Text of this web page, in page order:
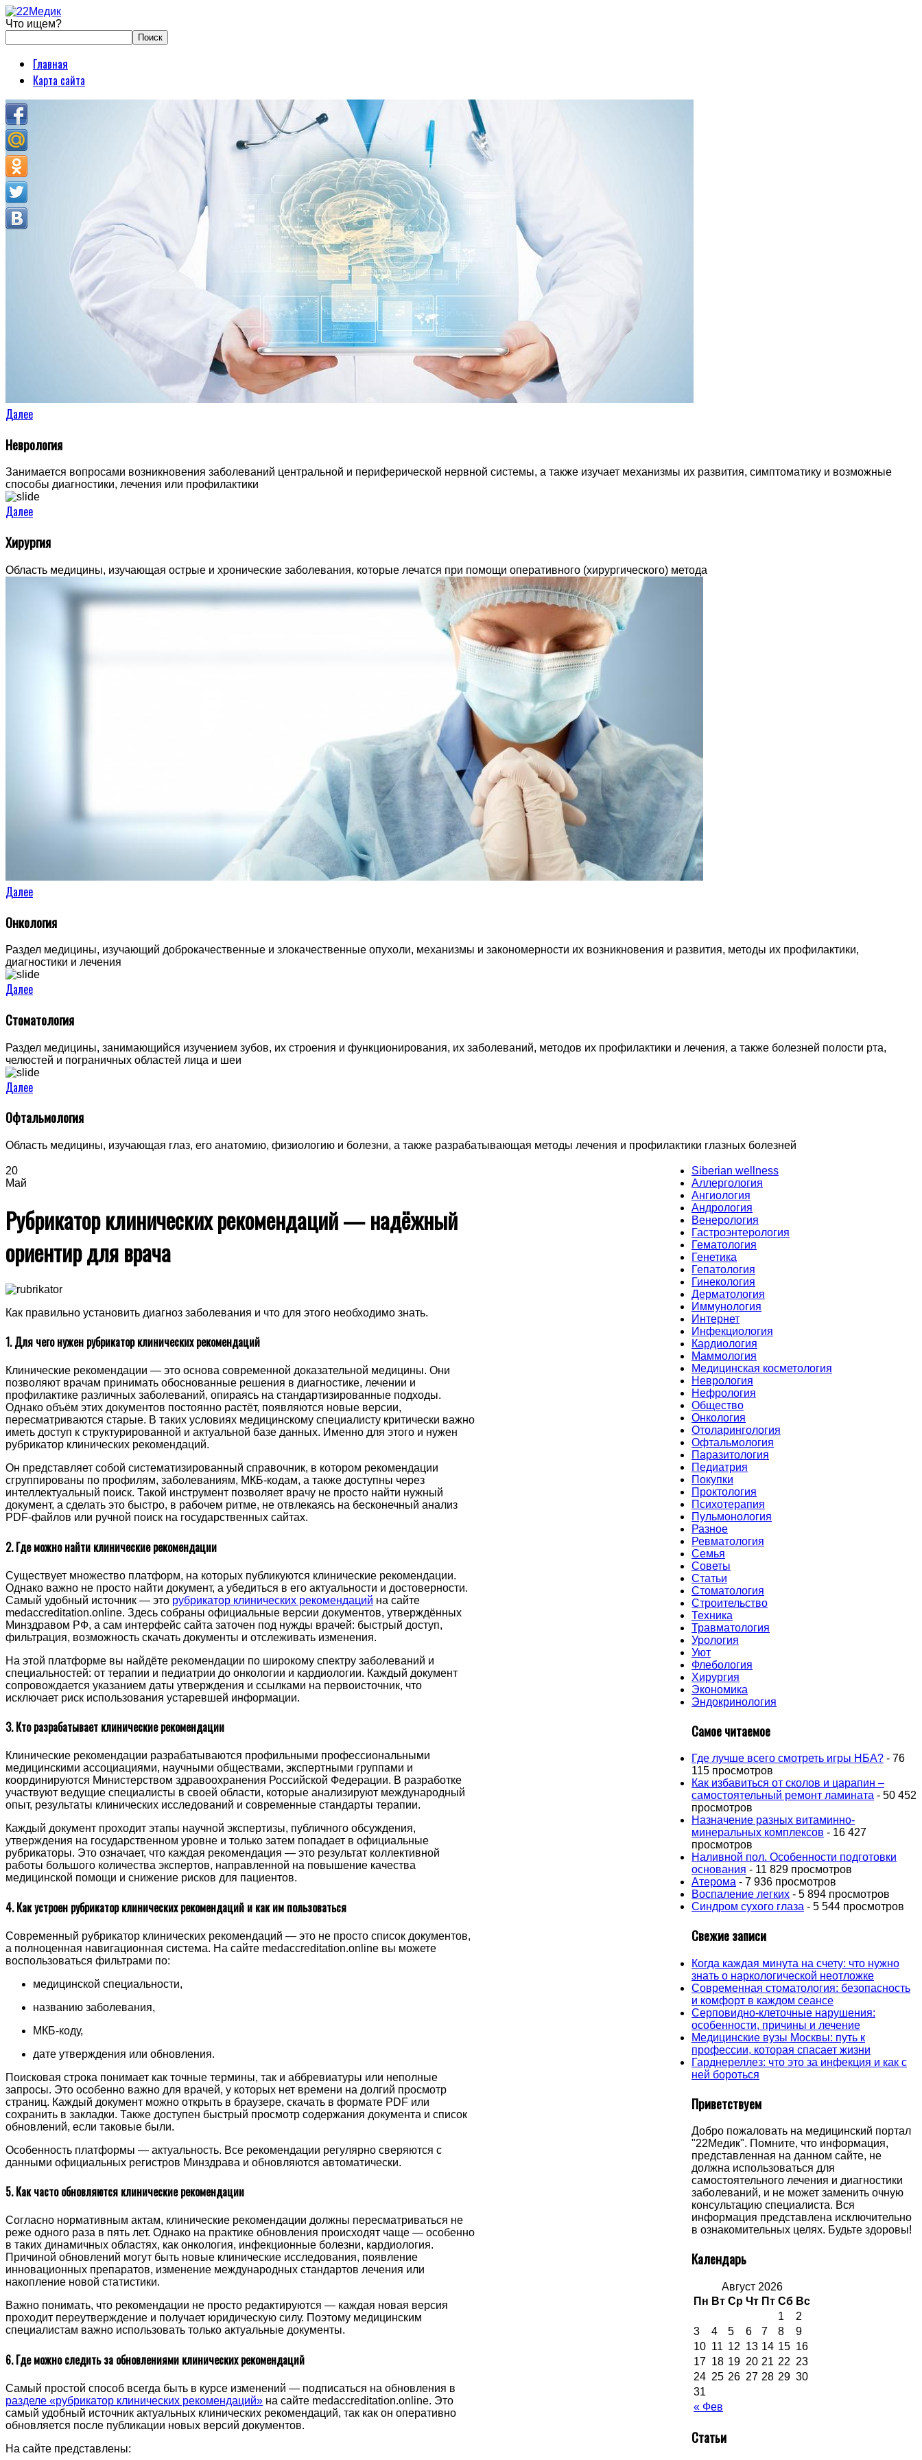
Что ищем?
Главная
Карта сайта
Далее
Неврология
Занимается вопросами возникновения заболеваний центральной и периферической нервной системы, а также изучает механизмы их развития, симптоматику и возможные
способы диагностики, лечения или профилактики
Далее
Хирургия
Область медицины, изучающая острые и хронические заболевания, которые лечатся при помощи оперативного (хирургического) метода
Далее
Онкология
Раздел медицины, изучающий доброкачественные и злокачественные опухоли, механизмы и закономерности их возникновения и развития, методы их профилактики,
диагностики и лечения
Далее
Стоматология
Раздел медицины, занимающийся изучением зубов, их строения и функционирования, их заболеваний, методов их профилактики и лечения, а также болезней полости рта,
челюстей и пограничных областей лица и шеи
Далее
Офтальмология
Область медицины, изучающая глаз, его анатомию, физиологию и болезни, а также разрабатывающая методы лечения и профилактики глазных болезней
20
Май
Рубрикатор клинических рекомендаций — надёжный
ориентир для врача
Как правильно установить диагноз заболевания и что для этого необходимо знать.
1. Для чего нужен рубрикатор клинических рекомендаций
Клинические рекомендации — это основа современной доказательной медицины. Они
позволяют врачам принимать обоснованные решения в диагностике, лечении и
профилактике различных заболеваний, опираясь на стандартизированные подходы.
Однако объём этих документов постоянно растёт, появляются новые версии,
пересматриваются старые. В таких условиях медицинскому специалисту критически важно
иметь доступ к структурированной и актуальной базе данных. Именно для этого и нужен
рубрикатор клинических рекомендаций.
Он представляет собой систематизированный справочник, в котором рекомендации
сгруппированы по профилям, заболеваниям, МКБ-кодам, а также доступны через
интеллектуальный поиск. Такой инструмент позволяет врачу не просто найти нужный
документ, а сделать это быстро, в рабочем ритме, не отвлекаясь на бесконечный анализ
PDF-файлов или ручной поиск на государственных сайтах.
2. Где можно найти клинические рекомендации
Существует множество платформ, на которых публикуются клинические рекомендации.
Однако важно не просто найти документ, а убедиться в его актуальности и достоверности.
Самый удобный источник — это рубрикатор клинических рекомендаций на сайте
medaccreditation.online. Здесь собраны официальные версии документов, утверждённых
Минздравом РФ, а сам интерфейс сайта заточен под нужды врачей: быстрый доступ,
фильтрация, возможность скачать документы и отслеживать изменения.
На этой платформе вы найдёте рекомендации по широкому спектру заболеваний и
специальностей: от терапии и педиатрии до онкологии и кардиологии. Каждый документ
сопровождается указанием даты утверждения и ссылками на первоисточник, что
исключает риск использования устаревшей информации.
3. Кто разрабатывает клинические рекомендации
Клинические рекомендации разрабатываются профильными профессиональными
медицинскими ассоциациями, научными обществами, экспертными группами и
координируются Министерством здравоохранения Российской Федерации. В разработке
участвуют ведущие специалисты в своей области, которые анализируют международный
опыт, результаты клинических исследований и современные стандарты терапии.
Каждый документ проходит этапы научной экспертизы, публичного обсуждения,
утверждения на государственном уровне и только затем попадает в официальные
рубрикаторы. Это означает, что каждая рекомендация — это результат коллективной
работы большого количества экспертов, направленной на повышение качества
медицинской помощи и снижение рисков для пациентов.
4. Как устроен рубрикатор клинических рекомендаций и как им пользоваться
Современный рубрикатор клинических рекомендаций — это не просто список документов,
а полноценная навигационная система. На сайте medaccreditation.online вы можете
воспользоваться фильтрами по:
медицинской специальности,
названию заболевания,
МКБ-коду,
дате утверждения или обновления.
Поисковая строка понимает как точные термины, так и аббревиатуры или неполные
запросы. Это особенно важно для врачей, у которых нет времени на долгий просмотр
страниц. Каждый документ можно открыть в браузере, скачать в формате PDF или
сохранить в закладки. Также доступен быстрый просмотр содержания документа и список
обновлений, если таковые были.
Особенность платформы — актуальность. Все рекомендации регулярно сверяются с
данными официальных регистров Минздрава и обновляются автоматически.
5. Как часто обновляются клинические рекомендации
Согласно нормативным актам, клинические рекомендации должны пересматриваться не
реже одного раза в пять лет. Однако на практике обновления происходят чаще — особенно
в таких динамичных областях, как онкология, инфекционные болезни, кардиология.
Причиной обновлений могут быть новые клинические исследования, появление
инновационных препаратов, изменение международных стандартов лечения или
накопление новой статистики.
Важно понимать, что рекомендации не просто редактируются — каждая новая версия
проходит переутверждение и получает юридическую силу. Поэтому медицинским
специалистам важно использовать только актуальные документы.
6. Где можно следить за обновлениями клинических рекомендаций
Самый простой способ всегда быть в курсе изменений — подписаться на обновления в
разделе «рубрикатор клинических рекомендаций» на сайте medaccreditation.online. Это
самый удобный источник актуальных клинических рекомендаций, так как он оперативно
обновляется после публикации новых версий документов.
На сайте представлены:
Siberian wellness
Аллергология
Ангиология
Андрология
Венерология
Гастроэнтерология
Гематология
Генетика
Гепатология
Гинекология
Дерматология
Иммунология
Интернет
Инфекциология
Кардиология
Маммология
Медицинская косметология
Неврология
Нефрология
Общество
Онкология
Отоларингология
Офтальмология
Паразитология
Педиатрия
Покупки
Проктология
Психотерапия
Пульмонология
Разное
Ревматология
Семья
Советы
Статьи
Стоматология
Строительство
Техника
Травматология
Урология
Уют
Флебология
Хирургия
Экономика
Эндокринология
Самое читаемое
Где лучше всего смотреть игры НБА? - 76
115 просмотров
Как избавиться от сколов и царапин –
самостоятельный ремонт ламината - 50 452
просмотров
Назначение разных витаминно-
минеральных комплексов - 16 427
просмотров
Наливной пол. Особенности подготовки
основания - 11 829 просмотров
Атерома - 7 936 просмотров
Воспаление легких - 5 894 просмотров
Синдром сухого глаза - 5 544 просмотров
Свежие записи
Когда каждая минута на счету: что нужно
знать о наркологической неотложке
Современная стоматология: безопасность
и комфорт в каждом сеансе
Серповидно-клеточные нарушения:
особенности, причины и лечение
Медицинские вузы Москвы: путь к
профессии, которая спасает жизни
Гарднереллез: что это за инфекция и как с
ней бороться
Приветствуем
Добро пожаловать на медицинский портал
"22Медик". Помните, что информация,
представленная на данном сайте, не
должна использоваться для
самостоятельного лечения и диагностики
заболеваний, и не может заменить очную
консультацию специалиста. Вся
информация представлена исключительно
в ознакомительных целях. Будьте здоровы!
Календарь
Август 2026
Пн Вт Ср Чт Пт Сб Вс
« Фев
1
2
3
4 5 6 7 8
9
10 11 12 13 14 15 16
17 18 19 20 21 22 23
24 25 26 27 28 29 30
31
Статьи